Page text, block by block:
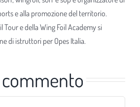
e alla promozione del territorio.
Tour e della Wing Foil Academy si
di istruttori per Opes Italia.